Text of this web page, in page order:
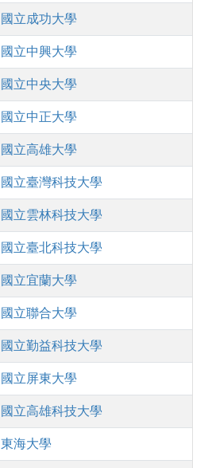
國立成功大學
國立中興大學
國立中央大學
國立中正大學
國立高雄大學
國立臺灣科技大學
國立雲林科技大學
國立臺北科技大學
國立宜蘭大學
國立聯合大學
國立勤益科技大學
國立屏東大學
國立高雄科技大學
東海大學